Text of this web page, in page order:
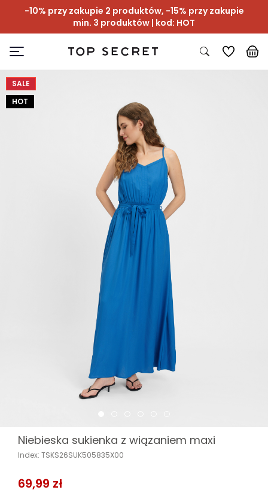
-10% przy zakupie 2 produktów, -15% przy zakupie
min. 3 produktów | kod: HOT
SALE
HOT
Niebieska sukienka z wiązaniem maxi
Index: TSKS26SUK505835X00
69,99 zł